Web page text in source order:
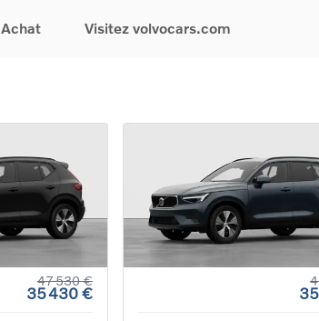
Achat
Voitures hybrides
rechargeables
Voitures micro-hybrides
SUV
Break
Visitez volvocars.com
Assurances
Entretien &
Reprise de votre
Volvo Support
Garantie
Service de
Trouver un
47 530 €
35 430 €